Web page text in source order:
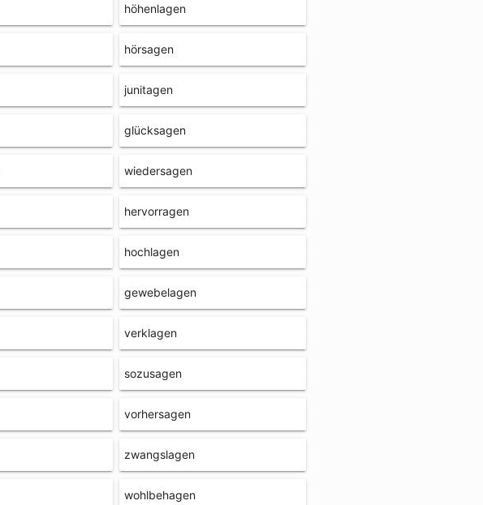
höhenlagen
hörsagen
junitagen
glücksagen
wiedersagen
hervorragen
hochlagen
gewebelagen
verklagen
sozusagen
vorhersagen
zwangslagen
wohlbehagen